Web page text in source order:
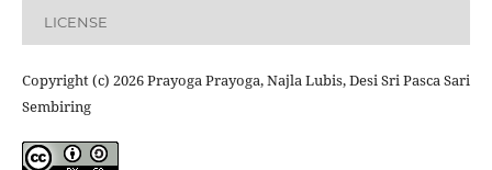
LICENSE
Copyright (c) 2026 Prayoga Prayoga, Najla Lubis, Desi Sri Pasca Sari
Sembiring